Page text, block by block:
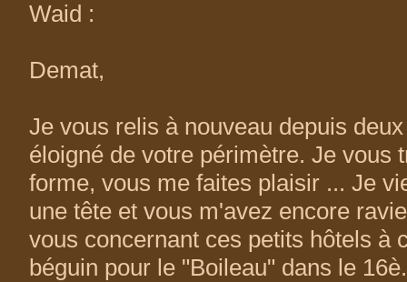
Waid :
Demat,
Je vous relis à nouveau depuis
éloigné de votre périmètre. Je vous
forme, vous me faites plaisir ... Je
une tête et vous m'avez encore
vous concernant ces petits hôtels à
béguin pour le "Boileau" dans le 16è.